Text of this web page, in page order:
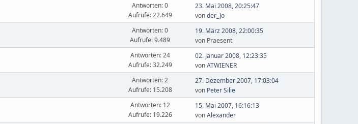
Antworten: 0
Aufrufe: 22.649
23. Mai 2008, 20:25:47
vonder_Jo
Antworten: 0
Aufrufe: 9.489
19. März 2008, 22:00:35
von Praesent
Antworten: 24
Aufrufe: 32.249
02. Januar 2008, 12:23:35
vonATWIENER
Antworten: 2
Aufrufe: 15.208
27. Dezember 2007, 17:03:04
von Peter Silie
Antworten: 12
Aufrufe: 19.226
15. Mai 2007, 16:16:13
vonAlexander